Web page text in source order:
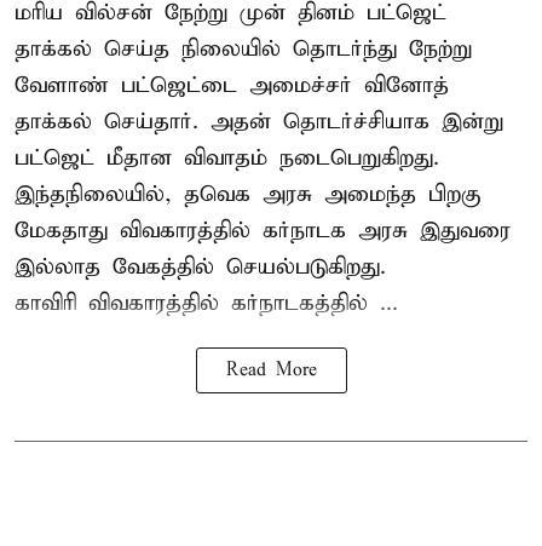
மரிய வில்சன் நேற்று முன் தினம் பட்ஜெட்
தாக்கல் செய்த நிலையில் தொடர்ந்து நேற்று
வேளாண் பட்ஜெட்டை அமைச்சர் வினோத்
தாக்கல் செய்தார். அதன் தொடர்ச்சியாக இன்று
பட்ஜெட் மீதான விவாதம் நடைபெறுகிறது.
இந்தநிலையில், தவெக அரசு அமைந்த பிறகு
மேகதாது விவகாரத்தில் கர்நாடக அரசு இதுவரை
இல்லாத வேகத்தில் செயல்படுகிறது.
காவிரி விவகாரத்தில் கர்நாடகத்தில் ...
Read More